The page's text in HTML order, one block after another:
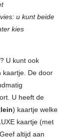
u kunt beide
kies
U kunt ook
kaartje. De door
U heeft de
) kaartje welke
kaartje (met
altijd aan